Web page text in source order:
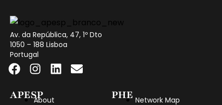
Av. da República, 47, 1º Dto
1050 – 188 Lisboa
Portugal
APESPAbout
PHE Network Map